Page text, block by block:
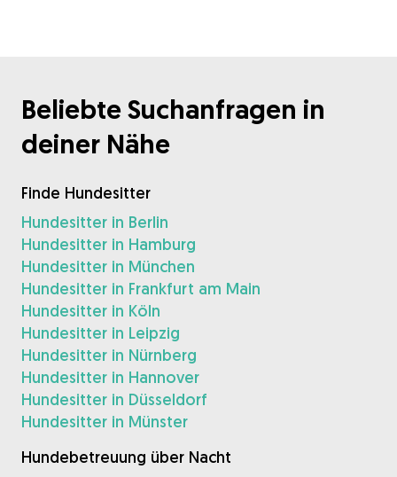
Beliebte Suchanfragen in
deiner Nähe
Finde Hundesitter
Hundesitter in Berlin
Hundesitter in Hamburg
Hundesitter in München
Hundesitter in Frankfurt am Main
Hundesitter in Köln
Hundesitter in Leipzig
Hundesitter in Nürnberg
Hundesitter in Hannover
Hundesitter in Düsseldorf
Hundesitter in Münster
Hundebetreuung über Nacht